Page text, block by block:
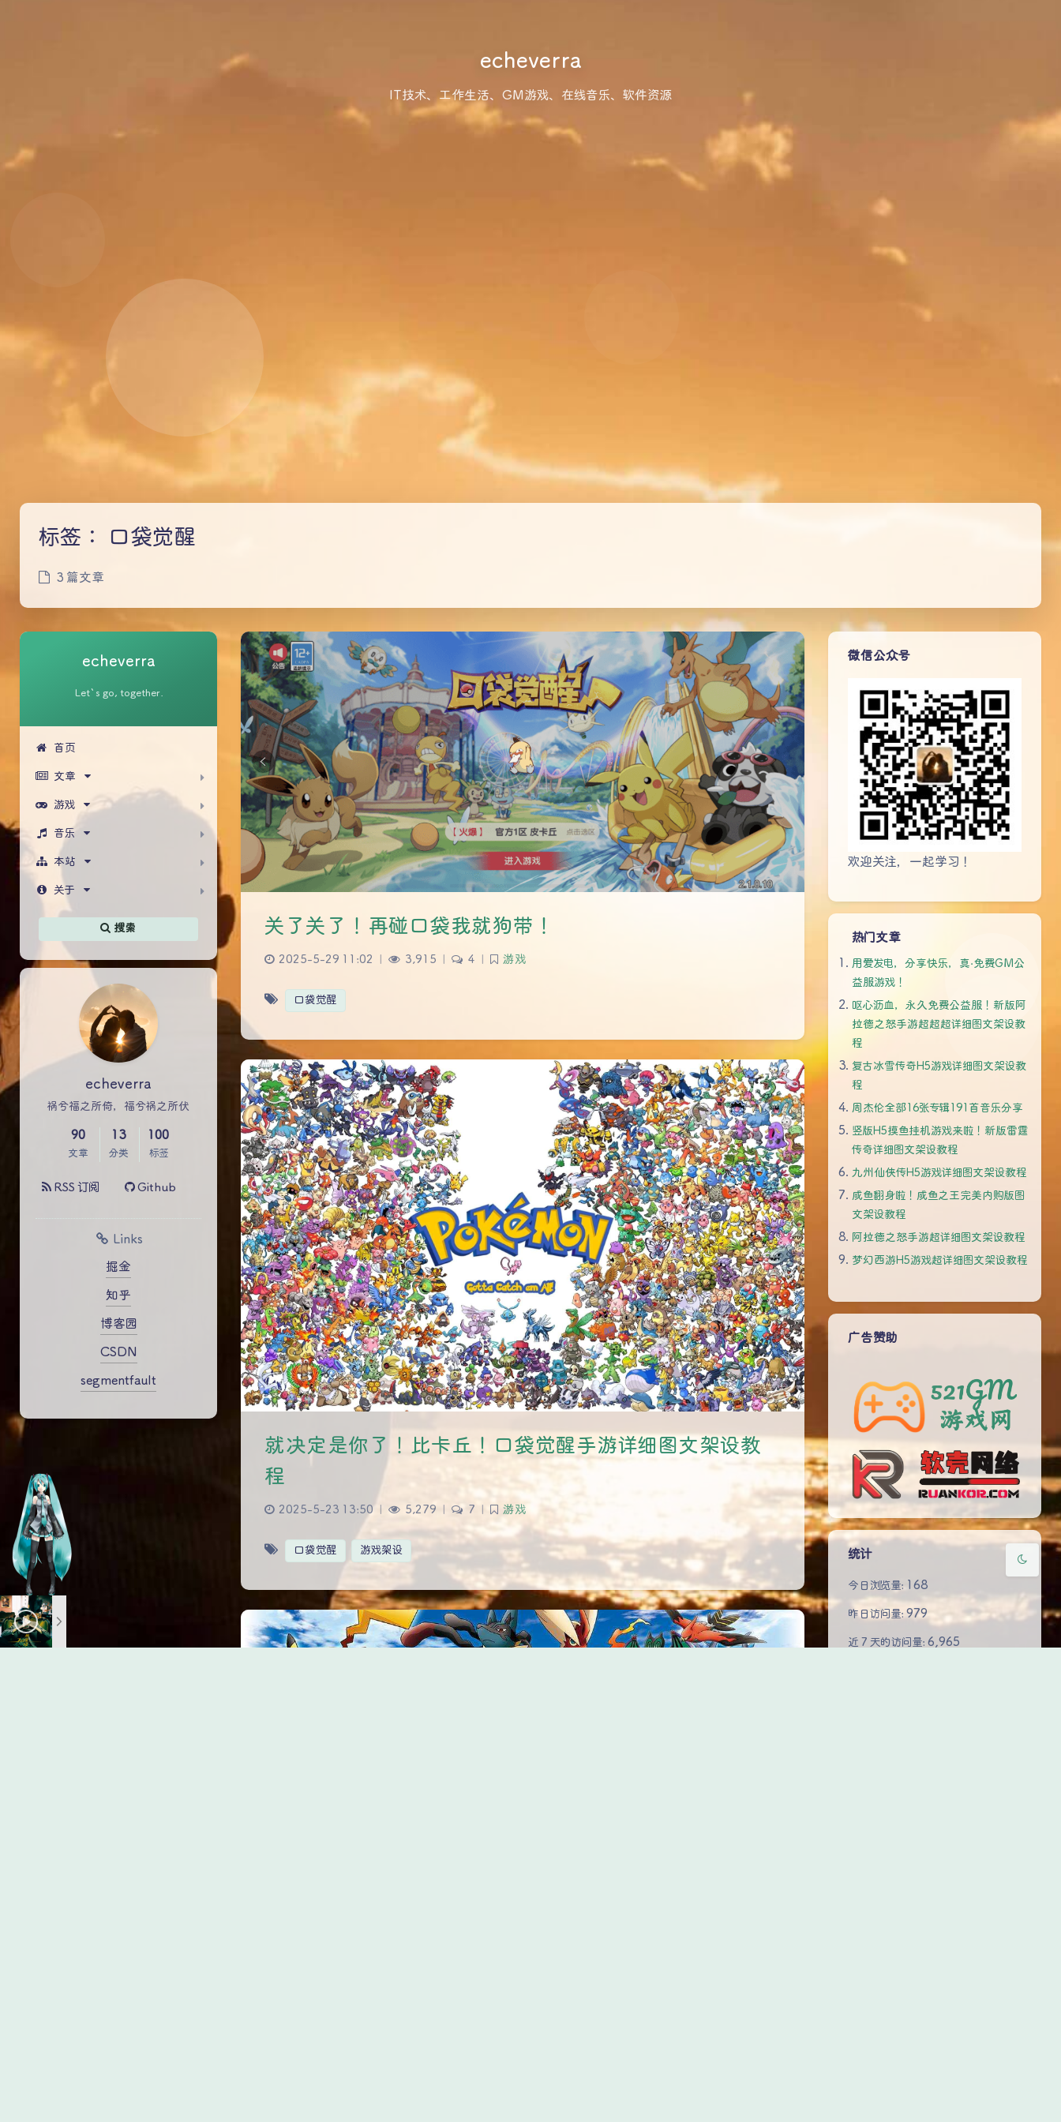
echeverra
IT技术、工作生活、GM游戏、在线音乐、软件资源
夜间模式
Sans Serif Serif
浅阴影 深阴影
关闭 日落 暗化 灰度
标签： 口袋觉醒
3 篇文章
echeverra
Let`s go, together.
首页
文章
游戏
音乐
本站
关于
搜索
echeverra
祸兮福之所倚，福兮祸之所伏
90
文章
13
分类
100
标签
RSS 订阅 Github
Links
掘金
知乎
博客园
CSDN
segmentfault
微信公众号
欢迎关注，一起学习！
热门文章
用爱发电，分享快乐，真·免费GM公
益服游戏！
呕心沥血，永久免费公益服！新版阿
拉德之怒手游超超超详细图文架设教
程
复古冰雪传奇H5游戏详细图文架设教
程
周杰伦全部16张专辑191首音乐分享
竖版H5摸鱼挂机游戏来啦！新版雷霆
传奇详细图文架设教程
九州仙侠传H5游戏详细图文架设教程
咸鱼翻身啦！咸鱼之王完美内购版图
文架设教程
阿拉德之怒手游超详细图文架设教程
梦幻西游H5游戏超详细图文架设教程
广告赞助
统计
今日浏览量: 168
昨日访问量: 979
近 7 天的访问量: 6,965
关了关了！再碰口袋我就狗带！
2025-5-29 11:02 3,915 4 游戏
口袋觉醒
就决定是你了！比卡丘！口袋觉醒手游详细图文架设教
程
2025-5-23 13:50 5,279 7 游戏
口袋觉醒 游戏架设